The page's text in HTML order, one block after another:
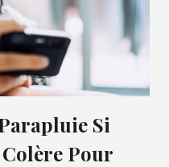
Si
Colère Pour